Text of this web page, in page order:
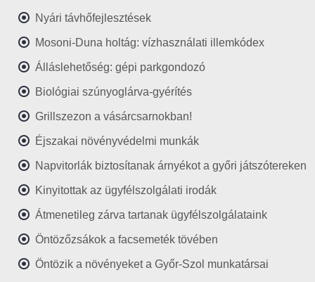
Nyári távhőfejlesztések
Mosoni-Duna holtág: vízhasználati illemkódex
Álláslehetőség: gépi parkgondozó
Biológiai szúnyoglárva-gyérítés
Grillszezon a vásárcsarnokban!
Éjszakai növényvédelmi munkák
Napvitorlák biztosítanak árnyékot a győri játszótereken
Kinyitottak az ügyfélszolgálati irodák
Átmenetileg zárva tartanak ügyfélszolgálataink
Öntözőzsákok a facsemeték tövében
Öntözik a növényeket a Győr-Szol munkatársai